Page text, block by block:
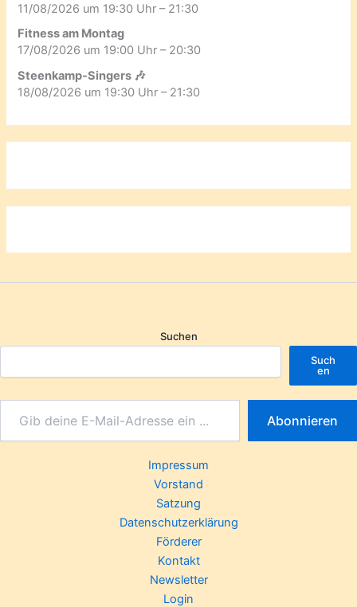
11/08/2026 um 19:30 Uhr – 21:30
Fitness am Montag
17/08/2026 um 19:00 Uhr – 20:30
Steenkamp-Singers 🎶
18/08/2026 um 19:30 Uhr – 21:30
Suchen
Such
en
Abonnieren
Impressum
Vorstand
Satzung
Datenschutzerklärung
Förderer
Kontakt
Newsletter
Login